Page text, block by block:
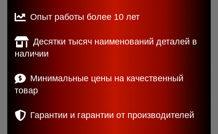
Опыт работы более 10 лет
Десятки тысяч наименований деталей в
наличии
Минимальные цены на качественный
товар
Гарантии и гарантии от производителей